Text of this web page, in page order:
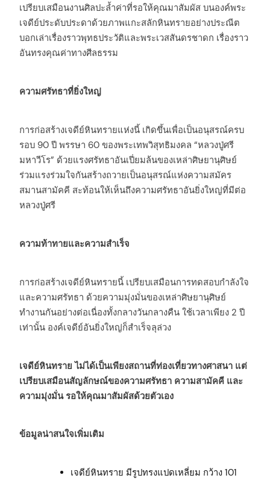
เปรียบเสมือนงานศิลปะล้ำค่าที่รอให้คุณมาสัมผัส บนองค์พระ
เจดีย์ประดับประดาด้วยภาพแกะสลักหินทรายอย่างประณีต
บอกเล่าเรื่องราวพุทธประวัติและพระเวสสันดรชาดก เรื่องราว
อันทรงคุณค่าทางศีลธรรม
ความศรัทธาที่ยิ่งใหญ่
การก่อสร้างเจดีย์หินทรายแห่งนี้ เกิดขึ้นเพื่อเป็นอนุสรณ์ครบ
รอบ 90 ปี พรรษา 60 ของพระเทพวิสุทธิมงคล “หลวงปู่ศรี
มหาวีโร” ด้วยแรงศรัทธาอันเปี่ยมล้นของเหล่าศิษยานุศิษย์
ร่วมแรงร่วมใจกันสร้างถวายเป็นอนุสรณ์แห่งความสมัคร
สมานสามัคคี สะท้อนให้เห็นถึงความศรัทธาอันยิ่งใหญ่ที่มีต่อ
หลวงปู่ศรี
ความท้าทายและความสำเร็จ
การก่อสร้างเจดีย์หินทรายนี้ เปรียบเสมือนการทดสอบกำลังใจ
และความศรัทธา ด้วยความมุ่งมั่นของเหล่าศิษยานุศิษย์
ทำงานกันอย่างต่อเนื่องทั้งกลางวันกลางคืน ใช้เวลาเพียง 2 ปี
เท่านั้น องค์เจดีย์อันยิ่งใหญ่ก็สำเร็จลุล่วง
เจดีย์หินทราย ไม่ได้เป็นเพียงสถานที่ท่องเที่ยวทางศาสนา แต่
เปรียบเสมือนสัญลักษณ์ของความศรัทธา ความสามัคคี และ
ความมุ่งมั่น รอให้คุณมาสัมผัสด้วยตัวเอง
ข้อมูลน่าสนใจเพิ่มเติม
เจดีย์หินทราย มีรูปทรงแปดเหลี่ยม กว้าง 101